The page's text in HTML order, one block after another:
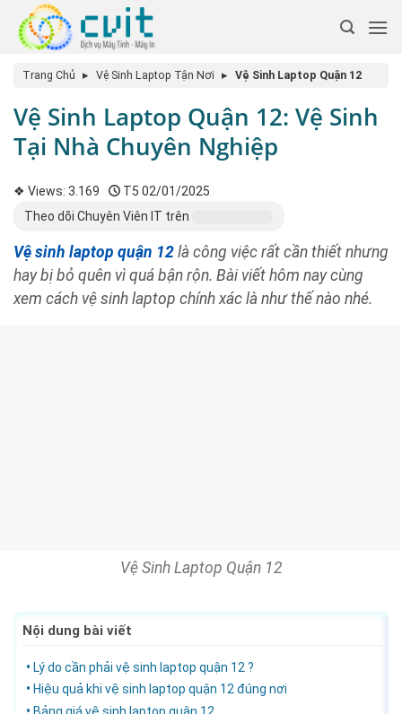
Trang Chủ ▸ Vệ Sinh Laptop Tận Nơi ▸ Vệ Sinh Laptop Quận 12
Vệ Sinh Laptop Quận 12: Vệ Sinh
Tại Nhà Chuyên Nghiệp
❖ Views: 3.169
T5 02/01/2025
Theo dõi Chuyên Viên IT trên
Vệ sinh laptop quận 12 là công việc rất cần thiết nhưng
hay bị bỏ quên vì quá bận rộn. Bài viết hôm nay cùng
xem cách vệ sinh laptop chính xác là như thế nào nhé.
Vệ Sinh Laptop Quận 12
Nội dung bài viết
Lý do cần phải vệ sinh laptop quận 12 ?
Hiệu quả khi vệ sinh laptop quận 12 đúng nơi
Bảng giá vệ sinh laptop quận 12